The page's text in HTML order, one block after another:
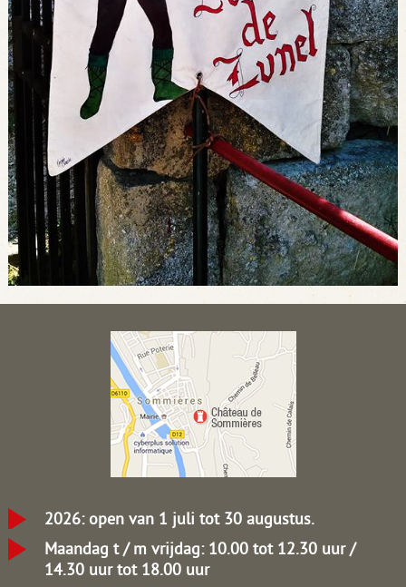
2026: open van 1 juli tot 30 augustus.
Maandag t / m vrijdag: 10.00 tot 12.30 uur /
14.30 uur tot 18.00 uur